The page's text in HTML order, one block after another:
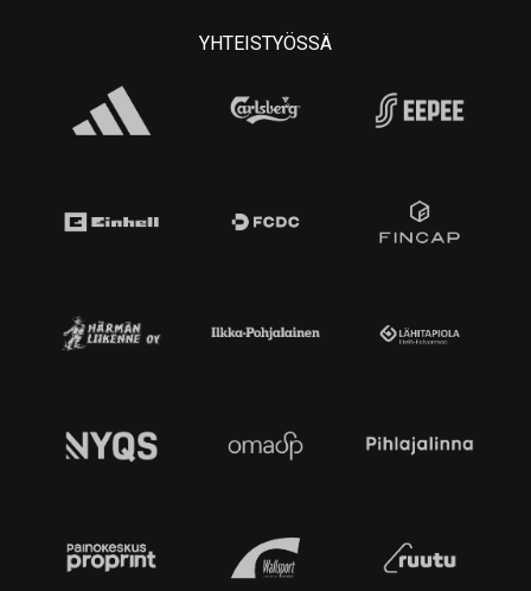
YHTEISTYÖSSÄ